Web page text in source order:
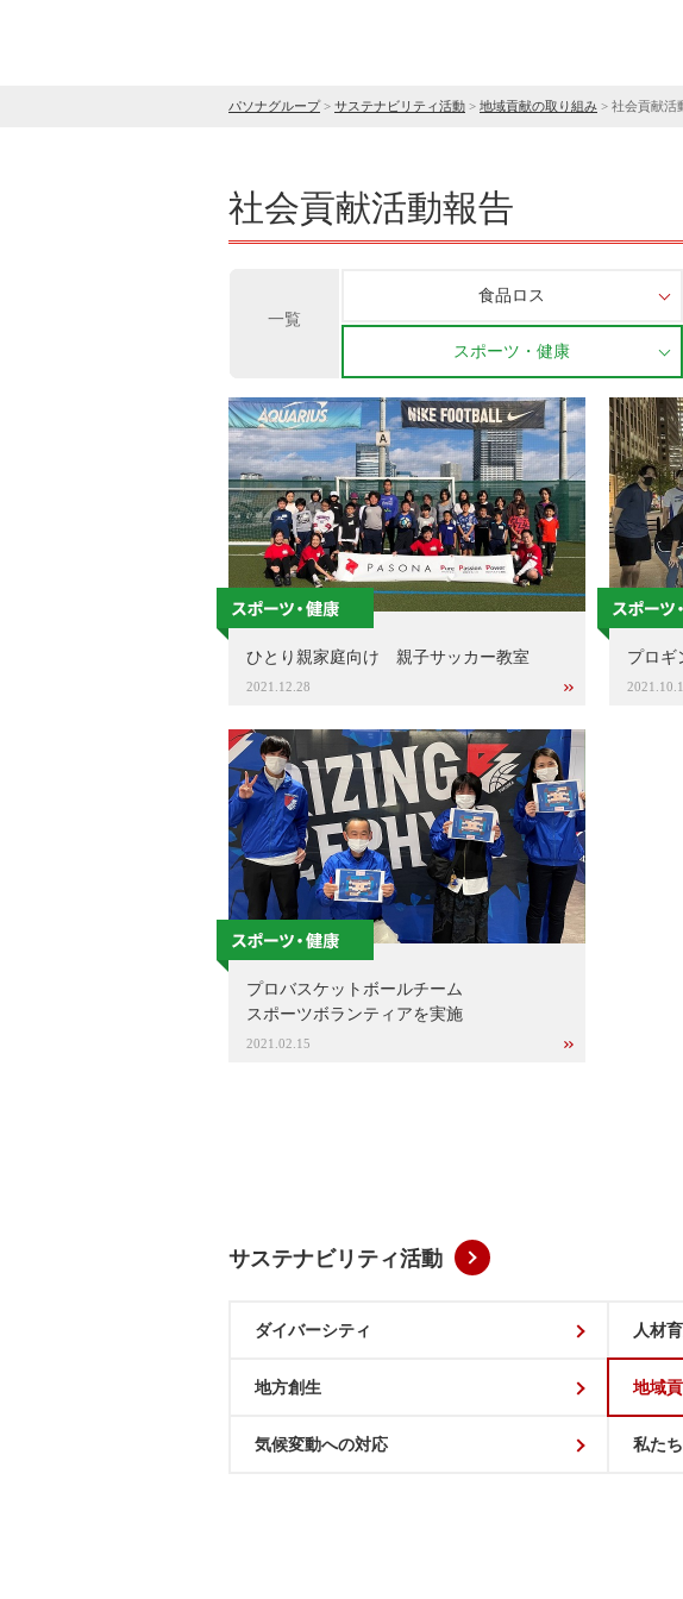
パソナグループ> サステナビリティ活動 > 地域貢献の取り組み > 社会貢献活
社会貢献活動報告
一覧
食品ロス
スポーツ・健康
ひとり親家庭向け 親子サッカー教室
2021.12.28
プロギ
プロバスケットボールチーム
スポーツボランティアを実施
2021.02.15
サステナビリティ活動
ダイバーシティ 人材
地方創生 地域
気候変動への対応 私た